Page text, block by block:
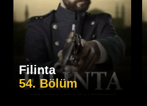
Filinta
54. Bölüm